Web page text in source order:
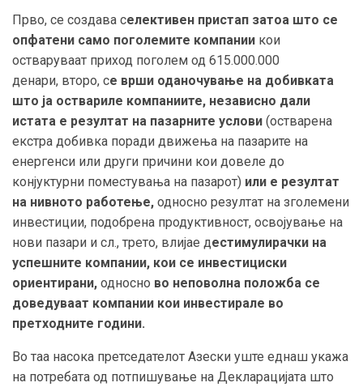
Прво, се создава селективен пристап затоа што се
опфатени само поголемите компании кои
остваруваат приход поголем од 615.000.000
денари, второ, се врши оданочување на добивката
што ја оствариле компаниите, независно дали
истата е резултат на пазарните услови (остварена
екстра добивка поради движења на пазарите на
енергенси или други причини кои довеле до
конјуктурни поместувања на пазарот) или е резултат
на нивното работење, односно резултат на зголемени
инвестиции, подобрена продуктивност, освојување на
нови пазари и сл., трето, влијае дестимулирачки на
успешните компании, кои се инвестициски
ориентирани, односно во неповолна положба се
доведуваат компании кои инвестирале во
претходните години.
Во таа насока претседателот Азески уште еднаш укажа
на потребата од потпишување на Декларацијата што